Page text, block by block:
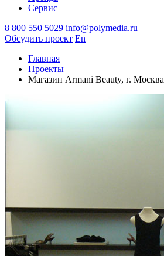
Сервис
8 800 550 5029 info@polymedia.ru
Обсудить проект En
Главная
Проекты
Магазин Armani Beauty, г. Москва